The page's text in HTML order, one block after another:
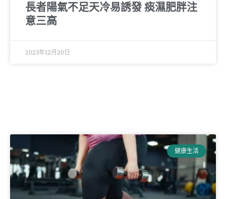
長者陽氣不足天冷易誘發 痰濕肥胖注
意三高
2023年12月20日
健康生活